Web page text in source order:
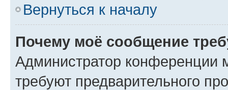
Вернуться к началу
Почему моё сообщение
Администратор конференции
требуют предварительного